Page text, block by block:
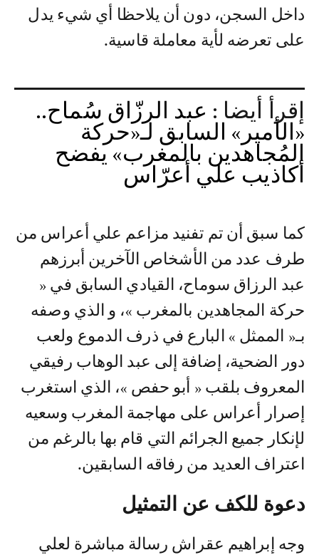
داخل السجن، دون أن يلاحظا أي شيء يدل
على تعرضه لأية معاملة قاسية.
إقرأ أيضا : عبد الرزّاق سُماح..
«الأمير» السابق لـ«حركة
المُجاهدين بالمغرب» يفضح
أكاذيب علي أعرّاس
كما سبق أن تم تفنيد مزاعم علي أعراس من
طرف عدد من الأشخاص الآخرين أبرزهم
عبد الرزاق سوماح، القيادي السابق في «
حركة المجاهدين بالمغرب »، و الذي وصفه
بـ« الممثل » البارع في ذرف الدموع ولعب
دور الضحية، إضافة إلى عبد الوهاب رفيقي
المعروف بلقب « أبو حفص »، الذي استغرب
إصرار أعراس على مهاجمة المغرب وسعيه
لإنكار جميع الجرائم التي قام بها بالرغم من
اعتراف العديد من رفاقه السابقين.
دعوة للكف عن التمثيل
وجه إبراهيم عقراش رسالة مباشرة لعلي